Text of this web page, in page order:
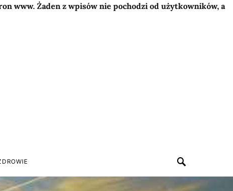
www. Żaden z wpisów nie pochodzi od użytkowników, a